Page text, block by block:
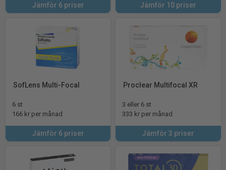
Jämför 6 priser Jämför 10 priser
SofLens Multi-Focal
6 st
166 kr per månad
Jämför 6 priser
Proclear Multifocal XR
3 eller 6 st
333 kr per månad
Jämför 3 priser